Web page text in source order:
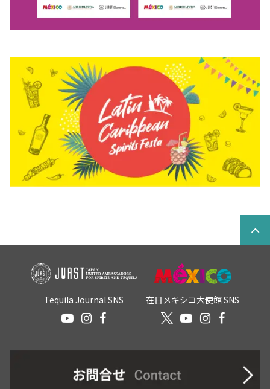
Tequila Journal SNS 在日メキシコ大使館 SNS